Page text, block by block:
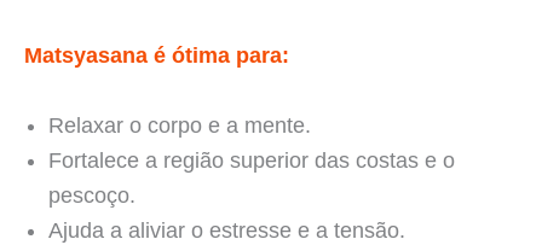
Matsyasana é ótima para:
Relaxar o corpo e a mente.
Fortalece a região superior das costas e o
pescoço.
Ajuda a aliviar o estresse e a tensão.